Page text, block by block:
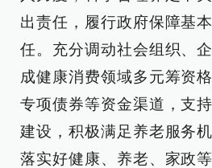
出责任，履行政府保障基
任。充分调动社会组织、
成健康消费领域多元筹资
专项债券等资金渠道，支
建设，积极满足养老服务
落实好健康、养老、家政